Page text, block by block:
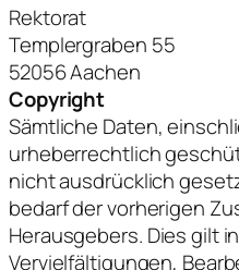
Rektorat
Templergraben 55
52056 Aachen
Copyright
Sämtliche Daten,
urheberrechtlich
nicht ausdrücklich
bedarf der vorherigen
Herausgebers. Dies gilt
Vervielfältigungen,